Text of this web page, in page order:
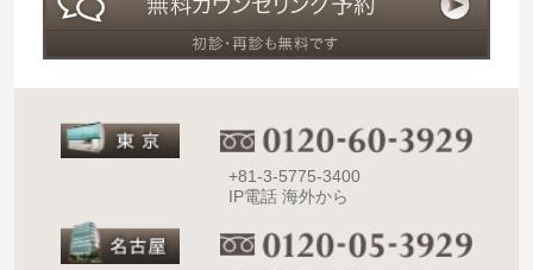
+81-3-5775-3400
IP電話 海外から